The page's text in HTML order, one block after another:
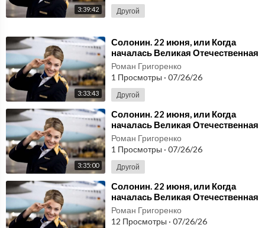
3:39:42 Другой
3:33:43
⁣Солонин. 22 июня, или Когда
началась Великая Отечественная
война (испанский) 4.mp3
Роман Григоренко
1 Просмотры · 07/26/26
Другой
3:35:00
⁣Солонин. 22 июня, или Когда
началась Великая Отечественная
война (испанский) 3.mp3
Роман Григоренко
1 Просмотры · 07/26/26
Другой
⁣Солонин. 22 июня, или Когда
началась Великая Отечественная
война (испанский) 2.mp3
Роман Григоренко
12 Просмотры · 07/26/26